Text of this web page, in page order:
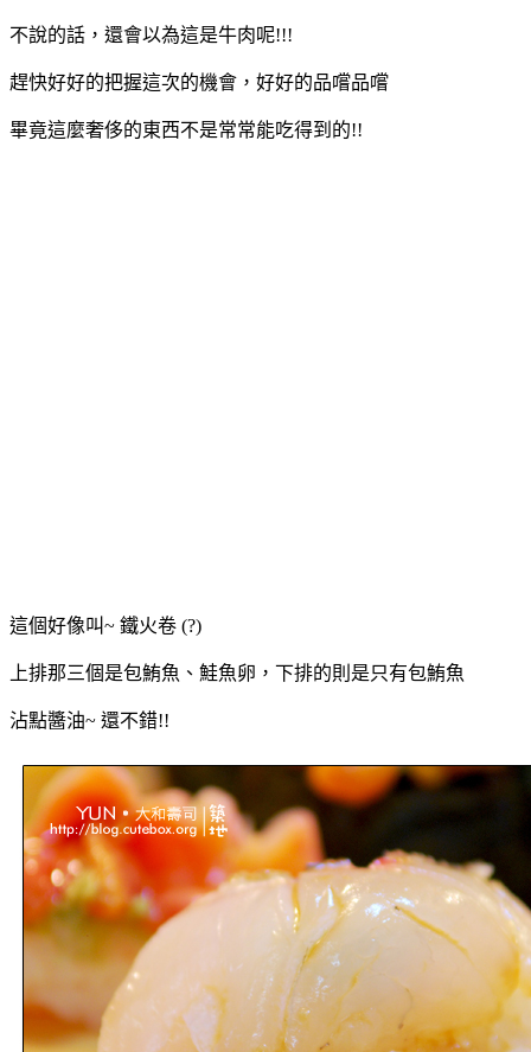
不說的話，還會以為這是牛肉呢!!!
趕快好好的把握這次的機會，好好的品嚐品嚐
畢竟這麼奢侈的東西不是常常能吃得到的!!
這個好像叫~ 鐵火卷 (?)
上排那三個是包鮪魚、鮭魚卵，下排的則是只有包鮪魚
沾點醬油~ 還不錯!!